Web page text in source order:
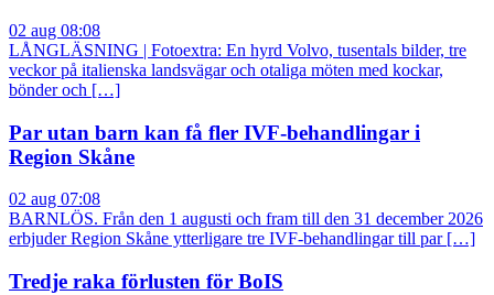
02 aug 08:08
LÅNGLÄSNING | Fotoextra: En hyrd Volvo, tusentals bilder, tre
veckor på italienska landsvägar och otaliga möten med kockar,
bönder och […]
Par utan barn kan få fler IVF-behandlingar i
Region Skåne
02 aug 07:08
BARNLÖS. Från den 1 augusti och fram till den 31 december 2026
erbjuder Region Skåne ytterligare tre IVF-behandlingar till par […]
Tredje raka förlusten för BoIS